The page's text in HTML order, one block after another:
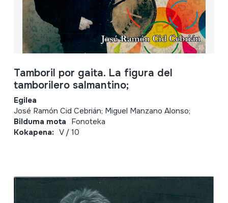
Tamboril por gaita. La figura del
tamborilero salmantino;
Egilea
José Ramón Cid Cebrián; Miguel Manzano Alonso;
Bilduma mota Fonoteka
Kokapena: V / 10